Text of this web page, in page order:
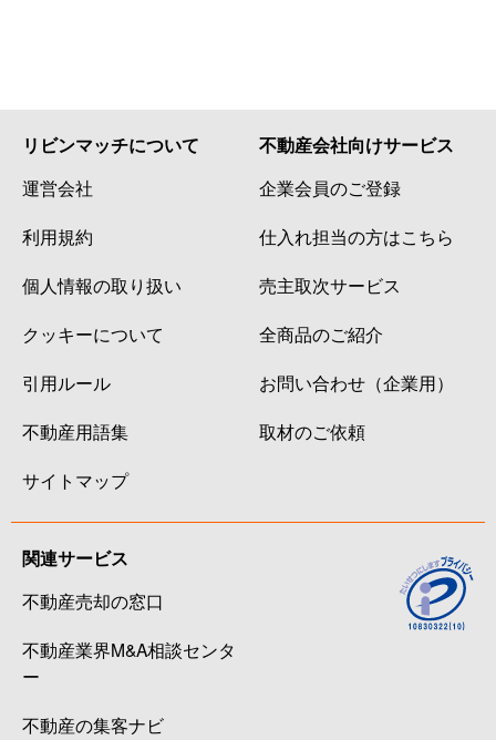
八幡
250万円
国見(宮城)
八幡
1,300万円
国際センター(宮城)
八幡
2,800万円
国際センター(宮城)
葉山町
860万円
北仙台
葉山町
2,100万円
北仙台
広瀬町
6,500万円
北四番丁
広瀬町
広瀬町
広瀬町
広瀬町
3,900万円
広瀬町
リビンマッチについて
運営会社
利用規約
個人情報の取り扱い
クッキーについて
引用ルール
不動産用語集
サイトマップ
不動産会社向けサービス
企業会員のご登録
仕入れ担当の方はこちら
売主取次サービス
全商品のご紹介
お問い合わせ（企業用）
取材のご依頼
関連サービス
不動産売却の窓口
不動産業界M&A相談センタ
ー
不動産の集客ナビ